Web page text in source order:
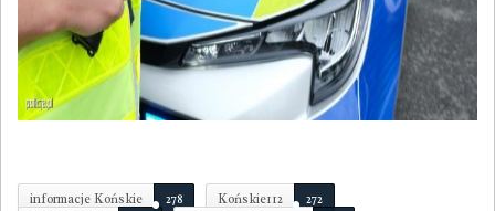
informacje Końskie 278 Końskie112
272